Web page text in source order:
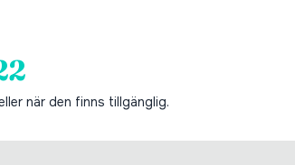
när den finns tillgänglig.